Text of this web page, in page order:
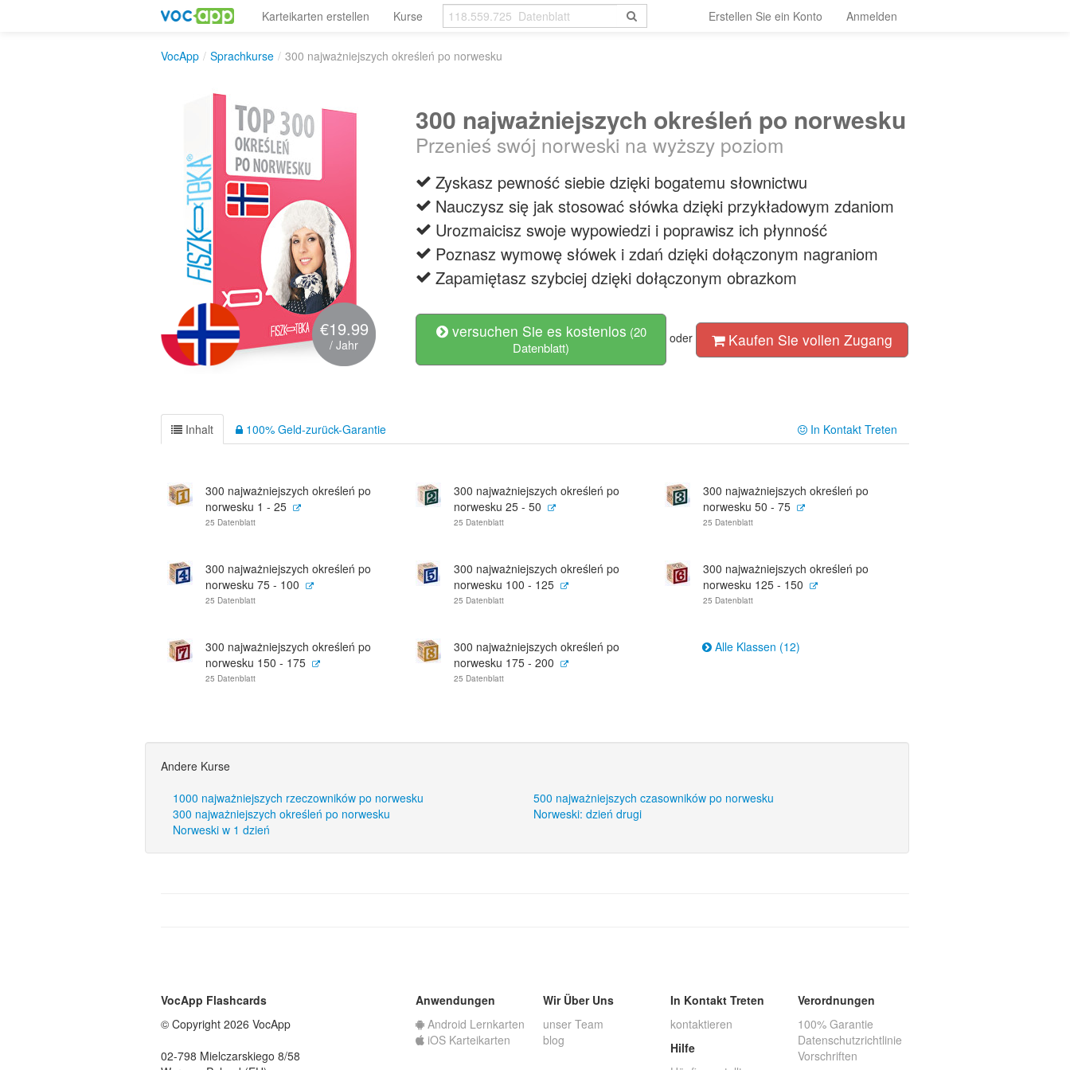
Karteikarten erstellen Kurse Erstellen Sie ein Konto Anmelden
VocApp / Sprachkurse / 300 najważniejszych określeń po norwesku
€19.99
/ Jahr
300 najważniejszych określeń po norwesku
Przenieś swój norweski na wyższy poziom
Zyskasz pewność siebie dzięki bogatemu słownictwu
Nauczysz się jak stosować słówka dzięki przykładowym zdaniom
Urozmaicisz swoje wypowiedzi i poprawisz ich płynność
Poznasz wymowę słówek i zdań dzięki dołączonym nagraniom
Zapamiętasz szybciej dzięki dołączonym obrazkom
versuchen Sie es kostenlos (20
Datenblatt)
oder Kaufen Sie vollen Zugang
Inhalt 100% Geld-zurück-Garantie In Kontakt Treten
300 najważniejszych określeń po
norwesku 1 - 25
25 Datenblatt
300 najważniejszych określeń po
norwesku 25 - 50
25 Datenblatt
300 najważniejszych określeń po
norwesku 50 - 75
25 Datenblatt
300 najważniejszych określeń po
norwesku 75 - 100
25 Datenblatt
300 najważniejszych określeń po
norwesku 100 - 125
25 Datenblatt
300 najważniejszych określeń po
norwesku 125 - 150
25 Datenblatt
300 najważniejszych określeń po
norwesku 150 - 175
25 Datenblatt
300 najważniejszych określeń po
norwesku 175 - 200
25 Datenblatt
Alle Klassen (12)
Andere Kurse
1000 najważniejszych rzeczowników po norwesku
500 najważniejszych czasowników po norwesku
300 najważniejszych określeń po norwesku
Norweski: dzień drugi
Norweski w 1 dzień
VocApp Flashcards
© Copyright 2026 VocApp
02-798 Mielczarskiego 8/58
Anwendungen
Android Lernkarten
iOS Karteikarten
Wir Über Uns
unser Team
blog
In Kontakt Treten
kontaktieren
Hilfe
Verordnungen
100% Garantie
Datenschutzrichtlinie
Vorschriften